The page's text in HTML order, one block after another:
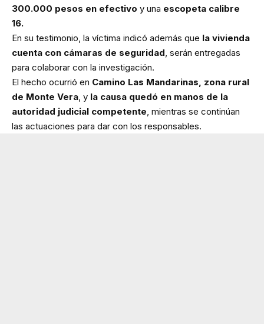
300.000 pesos en efectivo y una escopeta calibre
16.
En su testimonio, la víctima indicó además que la vivienda
cuenta con cámaras de seguridad, serán entregadas
para colaborar con la investigación.
El hecho ocurrió en Camino Las Mandarinas, zona rural
de Monte Vera, y la causa quedó en manos de la
autoridad judicial competente, mientras se continúan
las actuaciones para dar con los responsables.